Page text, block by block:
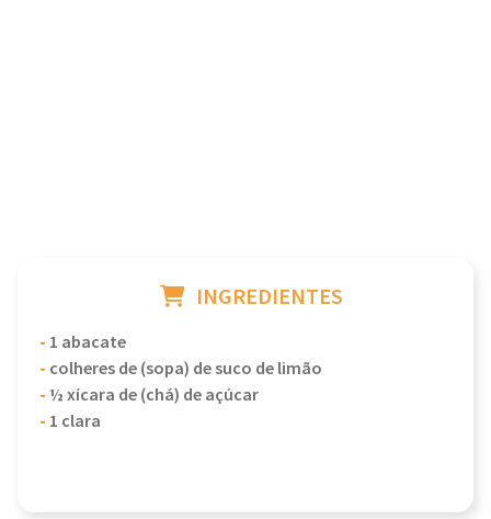
INGREDIENTES
- 1 abacate
- colheres de (sopa) de suco de limão
-½ xícara de (chá) de açúcar
- 1 clara